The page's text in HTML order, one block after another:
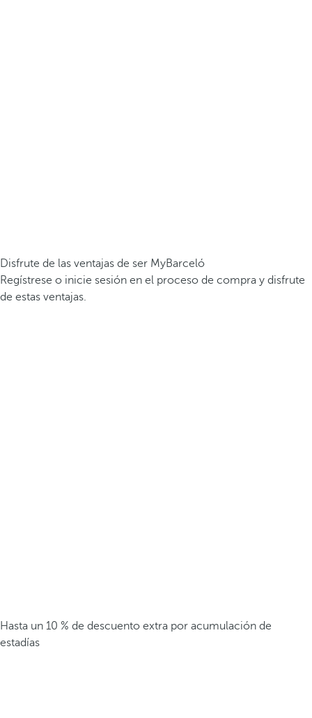
Disfrute de las ventajas de ser MyBarceló
Regístrese o inicie sesión en el proceso de compra y disfrute
de estas ventajas.
Hasta un 10 % de descuento extra por acumulación de
estadías